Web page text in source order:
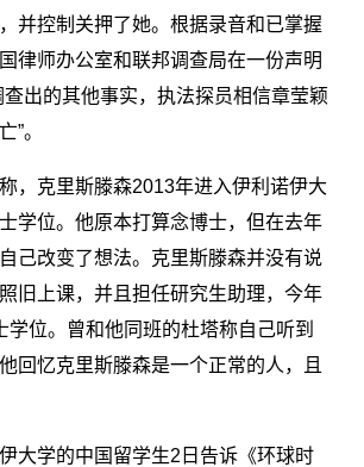
并控制关押了她。根据录音和已掌握
律师办公室和联邦调查局在一份声明
查出的其他事实，执法探员相信章莹颖
”。
，克里斯滕森2013年进入伊利诺伊大
学位。他原本打算念博士，但在去年
己改变了想法。克里斯滕森并没有说
旧上课，并且担任研究生助理，今年
学位。曾和他同班的杜塔称自己听到
回忆克里斯滕森是一个正常的人，且
大学的中国留学生2日告诉《环球时